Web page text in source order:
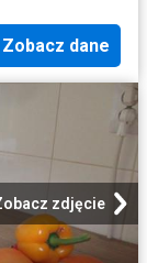
Zobacz dane
zdjęcie